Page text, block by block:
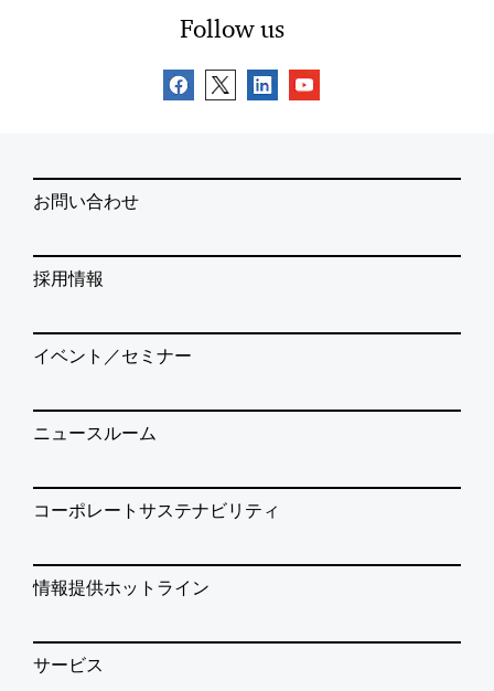
Follow us
お問い合わせ
採用情報
イベント／セミナー
ニュースルーム
コーポレートサステナビリティ
情報提供ホットライン
サービス